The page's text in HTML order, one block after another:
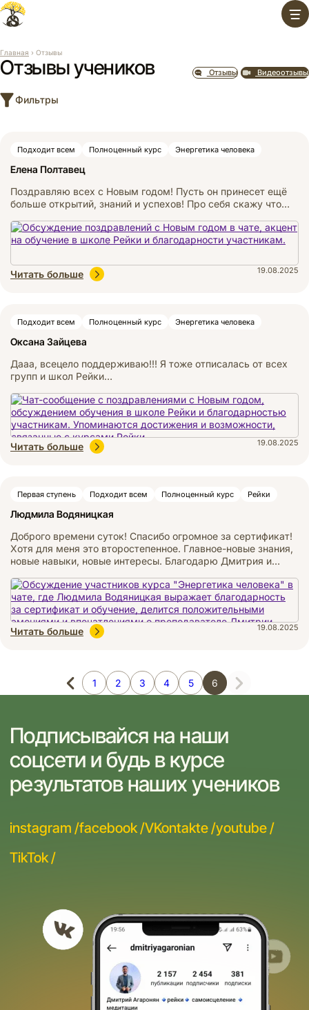
Перейти
содержимому
Главная › Отзывы
Отзывы учеников Отзывы Видеоотзывы
Фильтры
Подходит всем Полноценный курс Энергетика человека
Елена Полтавец
Поздравляю всех с Новым годом! Пусть он принесет ещё
больше открытий, знаний и успехов! Про себя скажу что…
Читать больше 19.08.2025
Подходит всем Полноценный курс Энергетика человека
Оксана Зайцева
Дааа, всецело поддерживаю!!! Я тоже отписалась от всех
групп и школ Рейки…
Читать больше 19.08.2025
Первая ступень Подходит всем Полноценный курс Рейки
Людмила Водяницкая
Доброго времени суток! Спасибо огромное за сертификат!
Хотя для меня это второстепенное. Главное-новые знания,
новые навыки, новые интересы. Благодарю Дмитрия и…
Читать больше 19.08.2025
1 2 3 4 5 6
Подписывайся на наши
соцсети и будь в курсе
результатов наших учеников
instagram /facebook /VKontakte /youtube /
TikTok /